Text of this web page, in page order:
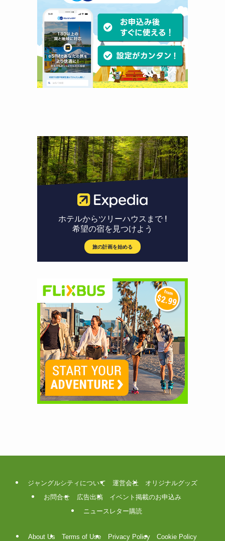
ジャングルシティについて 運営会社
オリジナルグッズ
お問合せ
広告出稿
イベント掲載のお申込み
ニュースレター購読
About Us Terms of Use Privacy Policy Cookie Policy